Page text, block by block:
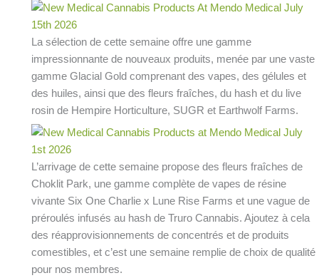
La sélection de cette semaine offre une gamme
impressionnante de nouveaux produits, menée par une vaste
gamme Glacial Gold comprenant des vapes, des gélules et
des huiles, ainsi que des fleurs fraîches, du hash et du live
rosin de Hempire Horticulture, SUGR et Earthwolf Farms.
L’arrivage de cette semaine propose des fleurs fraîches de
Choklit Park, une gamme complète de vapes de résine
vivante Six One Charlie x Lune Rise Farms et une vague de
préroulés infusés au hash de Truro Cannabis. Ajoutez à cela
des réapprovisionnements de concentrés et de produits
comestibles, et c’est une semaine remplie de choix de qualité
pour nos membres.